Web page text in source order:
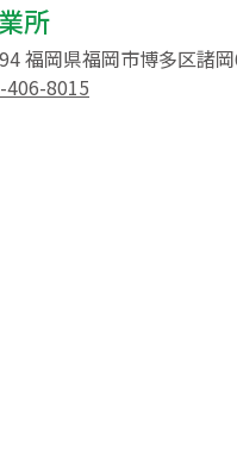
所
福岡県福岡市博多区諸
406-8015